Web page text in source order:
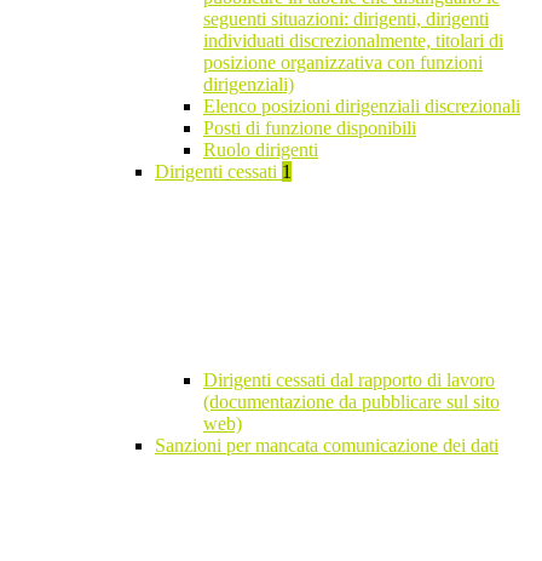
seguenti situazioni: dirigenti, dirigenti
individuati discrezionalmente, titolari di
posizione organizzativa con funzioni
dirigenziali)
Elenco posizioni dirigenziali discrezionali
Posti di funzione disponibili
Ruolo dirigenti
Dirigenti cessati 1
Dirigenti cessati dal rapporto di lavoro
(documentazione da pubblicare sul sito
web)
Sanzioni per mancata comunicazione dei dati